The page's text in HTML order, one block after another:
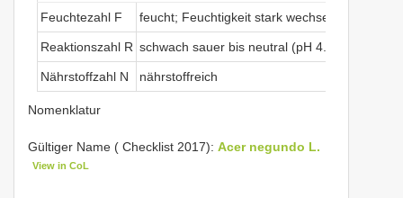
Feuchtezahl F feucht; Feuchtigkeit stark wechselnd (mehr
Reaktionszahl R schwach sauer bis neutral (pH 4.5-7.5)
Nährstoffzahl N nährstoffreich
Nomenklatur
Gültiger Name ( Checklist 2017): Acer negundo L.
View in CoL